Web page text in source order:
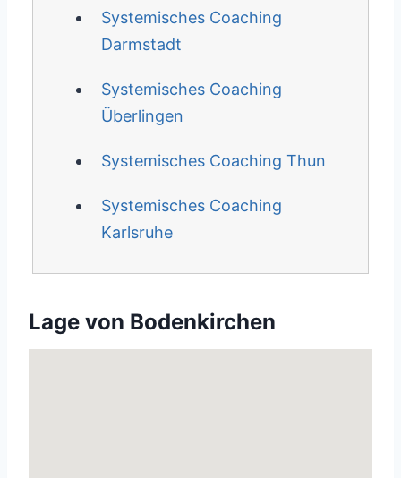
Systemisches Coaching
Darmstadt
Systemisches Coaching
Überlingen
Systemisches Coaching Thun
Systemisches Coaching
Karlsruhe
Lage von Bodenkirchen